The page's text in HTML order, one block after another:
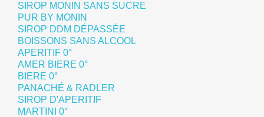
SIROP MONIN SANS SUCRE
PUR BY MONIN
SIROP DDM DÉPASSÉE
BOISSONS SANS ALCOOL
APERITIF 0°
AMER BIERE 0°
BIERE 0°
PANACHÉ & RADLER
SIROP D'APERITIF
MARTINI 0°